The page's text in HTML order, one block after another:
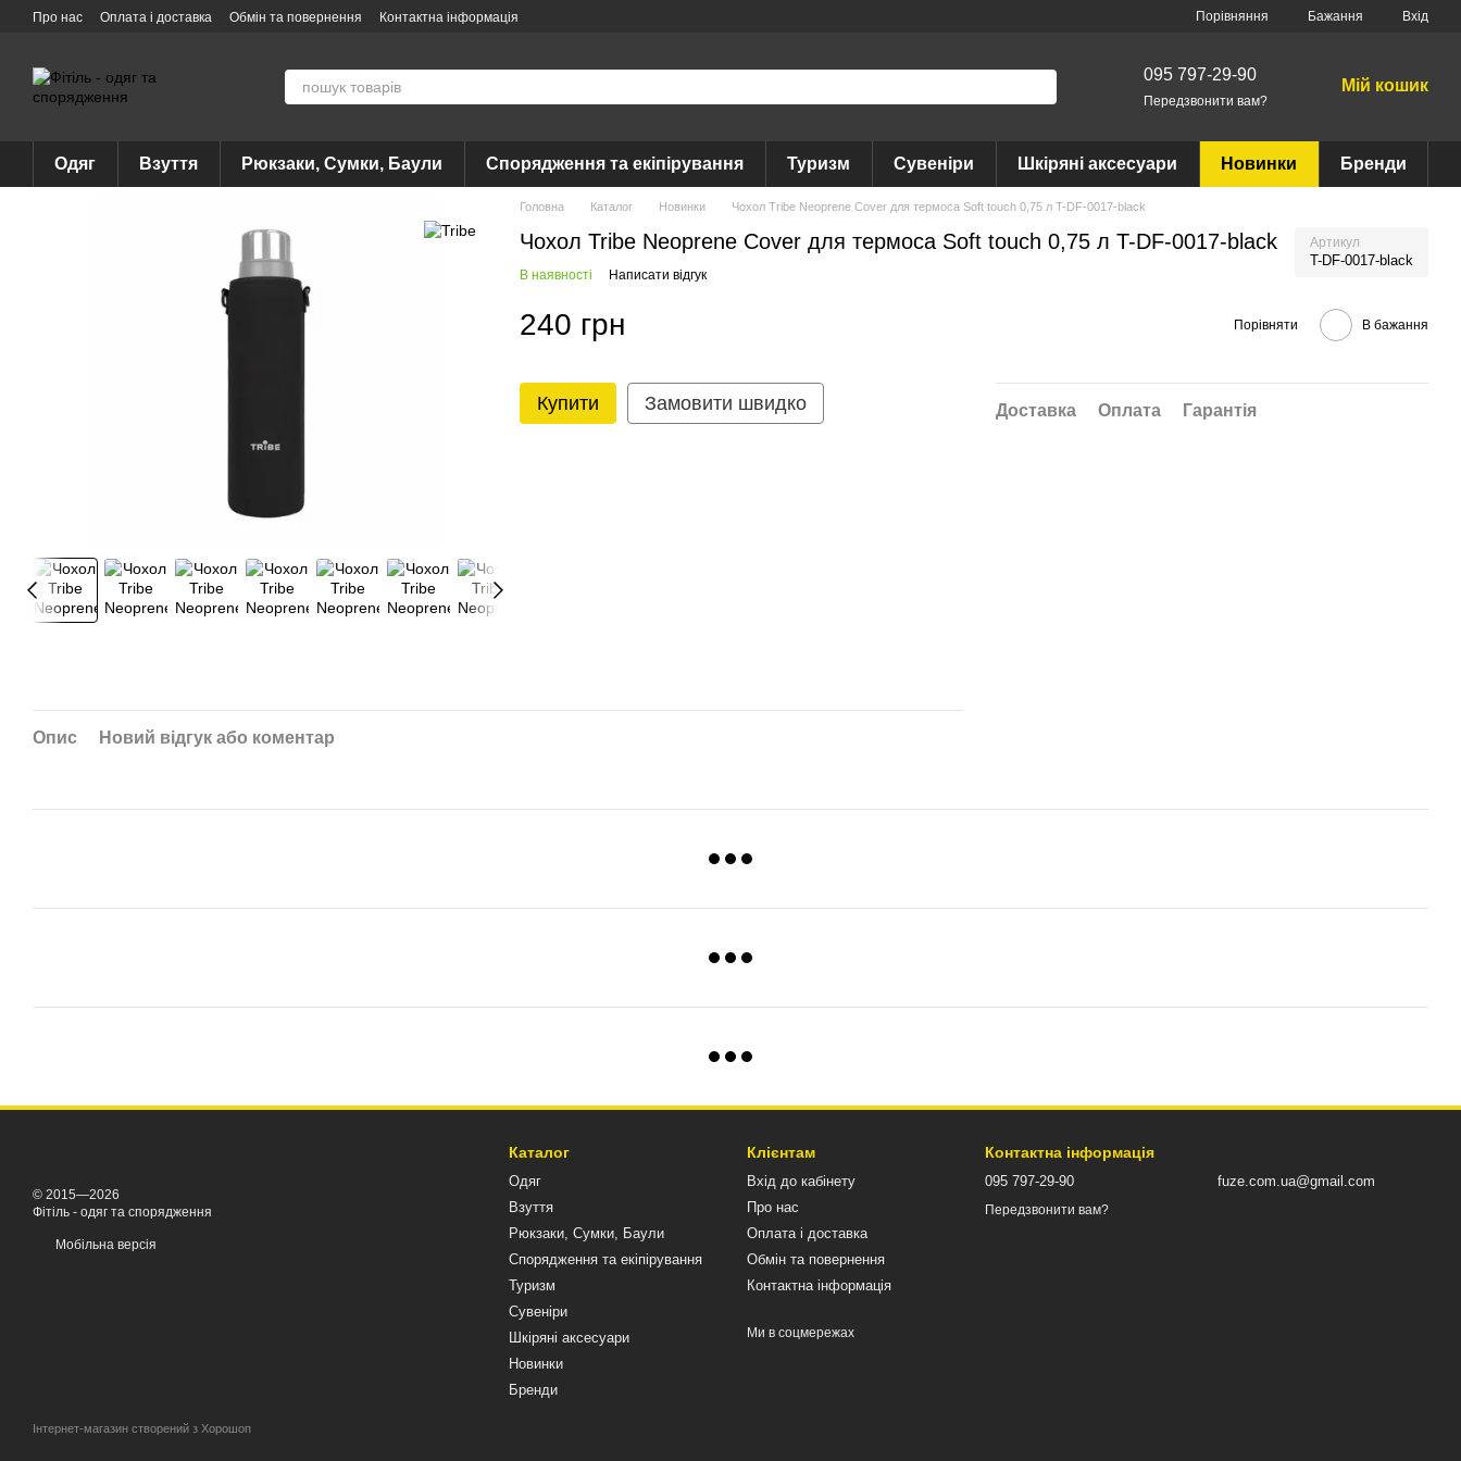
Перейти до основного контенту
Про нас Оплата і доставка Обмін та повернення Контактна інформація Порівняння Бажання Вхід
095 797-29-90
Передзвонити вам?
Мій кошик
Одяг Взуття Рюкзаки, Сумки, Баули Спорядження та екіпірування Туризм Сувеніри Шкіряні аксесуари Новинки Бренди
Головна Каталог Новинки Чохол Tribe Neoprene Cover для термоса Soft touch 0,75 л T-DF-0017-black
Чохол Tribe Neoprene Cover для термоса Soft touch 0,75 л T-DF-0017-black Артикул
T-DF-0017-black
В наявності Написати відгук
240 грн Порівняти В бажання
Купити Замовити швидко Доставка Оплата Гарантія
Опис Новий відгук або коментар
© 2015—2026
Фітіль - одяг та спорядження
Мобільна версія
Інтернет-магазин створений з Хорошоп
Каталог
Одяг
Взуття
Рюкзаки, Сумки, Баули
Спорядження та екіпірування
Туризм
Сувеніри
Шкіряні аксесуари
Новинки
Бренди
Клієнтам
Вхід до кабінету
Про нас
Оплата і доставка
Обмін та повернення
Контактна інформація
Ми в соцмережах
Контактна інформація
095 797-29-90
Передзвонити вам?
fuze.com.ua@gmail.com